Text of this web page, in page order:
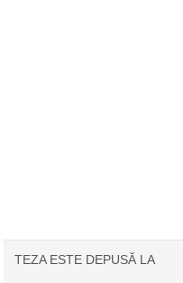
TEZA ESTE DEPUSĂ LA